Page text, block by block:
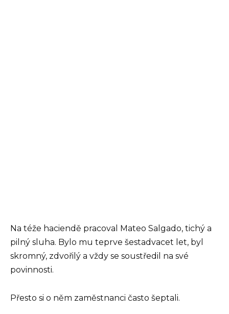
Na téže haciendě pracoval Mateo Salgado, tichý a
pilný sluha. Bylo mu teprve šestadvacet let, byl
skromný, zdvořilý a vždy se soustředil na své
povinnosti.
Přesto si o něm zaměstnanci často šeptali.